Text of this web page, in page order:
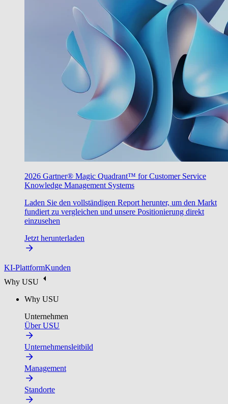
2026 Gartner® Magic Quadrant™ for Customer Service
Knowledge Management Systems
Laden Sie den vollständigen Report herunter, um den Markt
fundiert zu vergleichen und unsere Positionierung direkt
einzusehen
Jetzt herunterladen
KI-PlattformKunden
Why USU
Why USU
Unternehmen
Über USU
Unternehmensleitbild
Management
Standorte